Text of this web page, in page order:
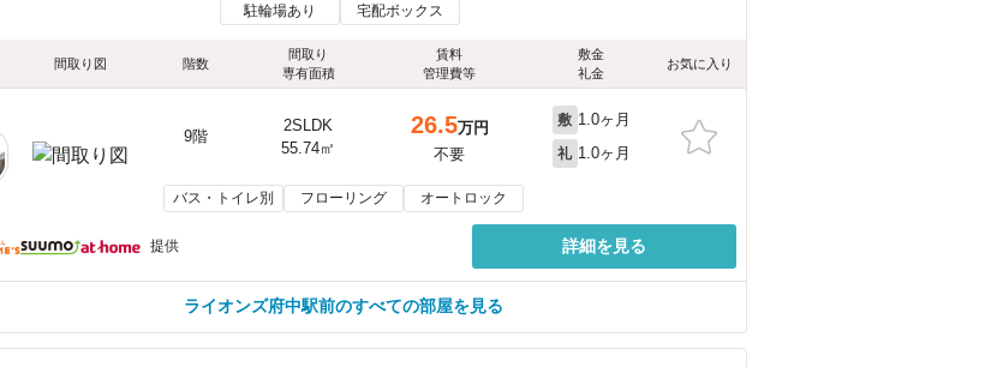
駐輪場あり 宅配ボックス
間取り図 階数
間取り
専有面積
賃料
管理費等
敷金
礼金
お気に入り
9階
2SLDK
55.74㎡
26.5万円
不要
敷 1.0ヶ月
礼 1.0ヶ月
バス・トイレ別 フローリング オートロック
提供 詳細を見る
ライオンズ府中駅前のすべての部屋を見る